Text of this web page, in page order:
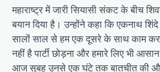
महाराष्ट्र में जारी सियासी संकट के बीच
बयान दिया है। उन्होंने कहा कि एकनाथ
सालों साल से हम एक दूसरे के साथ काम
नहीं है पार्टी छोड़ना और हमारे लिए भी
आज सुबह उनसे एक घंटे तक बातचीत की और